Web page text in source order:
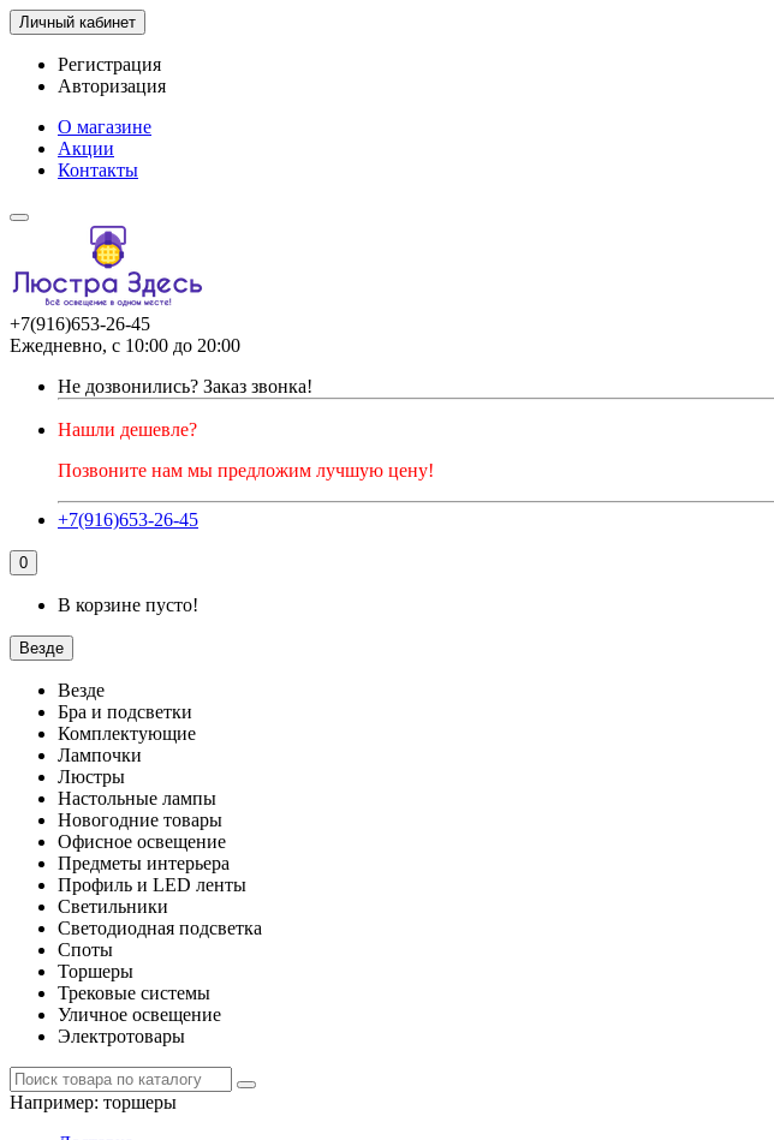
Личный кабинет
Регистрация
Авторизация
О магазине
Акции
Контакты
+7(916)653-26-45
Ежедневно, с 10:00 до 20:00
Не дозвонились? Заказ звонка!
Нашли дешевле?
Позвоните нам мы предложим лучшую цену!
+7(916)653-26-45
0
В корзине пусто!
Везде
Везде
Бра и подсветки
Комплектующие
Лампочки
Люстры
Настольные лампы
Новогодние товары
Офисное освещение
Предметы интерьера
Профиль и LED ленты
Светильники
Светодиодная подсветка
Споты
Торшеры
Трековые системы
Уличное освещение
Электротовары
Например: торшеры